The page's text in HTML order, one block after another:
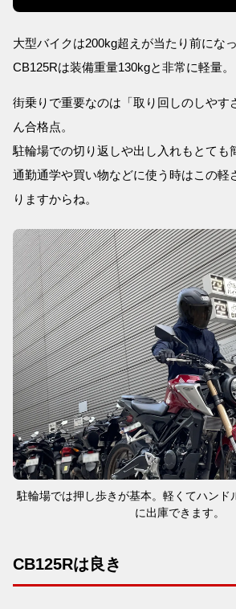
大型バイクは200kg超えが当たり前にな
CB125Rは装備重量130kgと非常に軽量。
街乗りで重要なのは「取り回しのしやす
ん合格点。
駐輪場での切り返しや出し入れもとても
通勤通学や買い物などに使う時はこの軽
りますからね。
駐輪場では押し歩きが基本。軽くてハンド
に出庫できます。
CB125Rは良き